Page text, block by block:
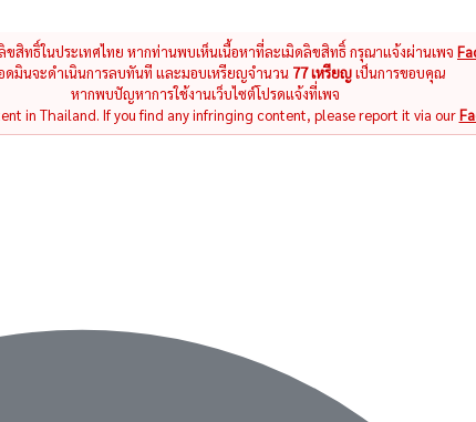
ขสิทธิ์ในประเทศไทย หากท่านพบเห็นเนื้อหาที่ละเมิดลิขสิทธิ์ กรุณาแจ้งผ่านเพจ
ดมินจะดำเนินการลบทันที และมอบเหรียญจำนวน 77 เหรียญเป็นการขอบคุณ
หากพบปัญหาการใช้งานเว็บไซต์โปรดแจ้งที่เพจ
in Thailand. If you find any infringing content, please report it via our